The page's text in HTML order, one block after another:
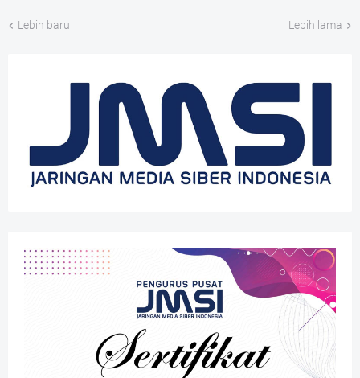
Lebih baru Lebih lama